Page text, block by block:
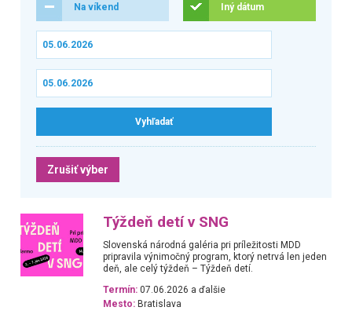
Na víkend Iný dátum
Zrušiť výber
Týždeň detí v SNG
Slovenská národná galéria pri príležitosti MDD
pripravila výnimočný program, ktorý netrvá len jeden
deň, ale celý týždeň – Týždeň detí.
Termín: 07.06.2026 a ďalšie
Mesto: Bratislava